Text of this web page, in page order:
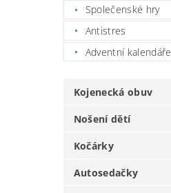
Společenské hry
Antistres
Adventní kalendáře
Kojenecká obuv
Nošení dětí
Kočárky
Autosedačky